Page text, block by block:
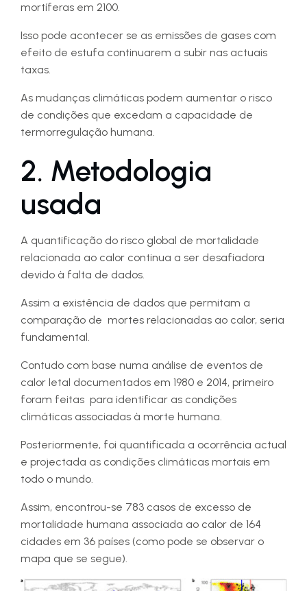
mortíferas em 2100.
Isso pode acontecer se as emissões de gases com
efeito de estufa continuarem a subir nas actuais
taxas.
As mudanças climáticas podem aumentar o risco
de condições que excedam a capacidade de
termorregulação humana.
2. Metodologia
usada
A quantificação do risco global de mortalidade
relacionada ao calor continua a ser desafiadora
devido à falta de dados.
Assim a existência de dados que permitam a
comparação de ​​ mortes relacionadas ao calor, seria
fundamental.
Contudo com base numa análise de eventos de
calor letal documentados em 1980 e 2014, primeiro
foram feitas para identificar as condições
climáticas associadas à morte humana.
Posteriormente, foi quantificada a ocorrência actual
e projectada as condições climáticas mortais em
todo o mundo.
Assim, encontrou-se 783 casos de excesso de
mortalidade humana associada ao calor de 164
cidades em 36 países (como pode se observar o
mapa que se segue).